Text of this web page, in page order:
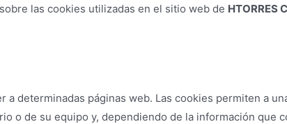
las cookies utilizadas en el sitio web de HTORRES
determinadas páginas web. Las cookies permiten a
o de su equipo y, dependiendo de la información que